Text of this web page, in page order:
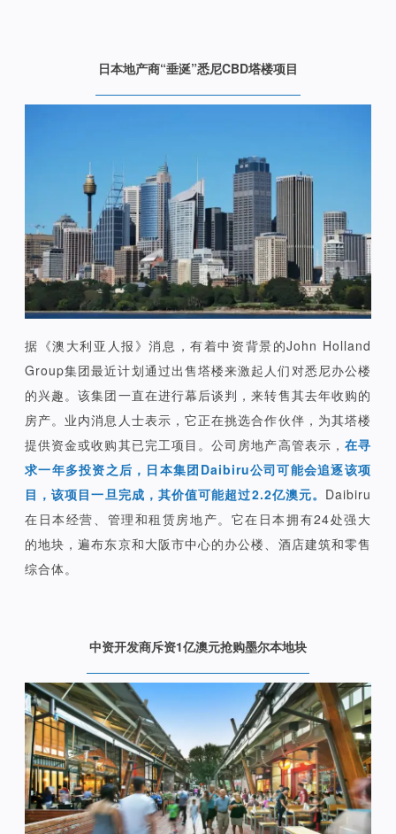
日本地产商“垂涎”悉尼CBD塔楼项目
据《澳大利亚人报》消息，有着中资背景的John Holland
Group集团最近计划通过出售塔楼来激起人们对悉尼办公楼
的兴趣。该集团一直在进行幕后谈判，来转售其去年收购的
房产。业内消息人士表示，它正在挑选合作伙伴，为其塔楼
提供资金或收购其已完工项目。公司房地产高管表示， 在寻
求一年多投资之后，日本集团Daibiru公司可能会追逐该项
目，该项目一旦完成，其价值可能超过2.2亿澳元。 Daibiru
在日本经营、管理和租赁房地产。它在日本拥有24处强大
的地块，遍布东京和大阪市中心的办公楼、酒店建筑和零售
综合体。
中资开发商斥资1亿澳元抢购墨尔本地块